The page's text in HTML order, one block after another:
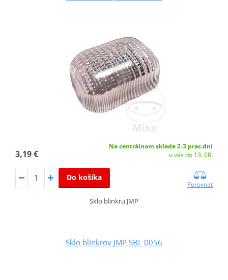
3,19 €
Na centrálnom sklade 2-3 prac.dni
u vás do 13. 08.
Do košíka
Porovnať
Sklo blinkru JMP
Sklo blinkrov JMP SBL 0056